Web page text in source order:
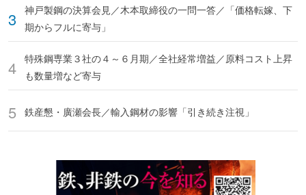
神戸製鋼の決算会見／木本取締役の一問一答／「価格転嫁、下
期からフルに寄与」
特殊鋼専業３社の４～６月期／全社経常増益／原料コスト上昇
も数量増など寄与
鉄産懇・廣瀬会長／輸入鋼材の影響「引き続き注視」